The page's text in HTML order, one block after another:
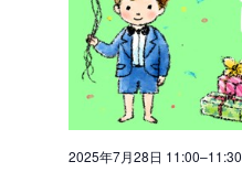
2025年7月28日 11:00–11:30